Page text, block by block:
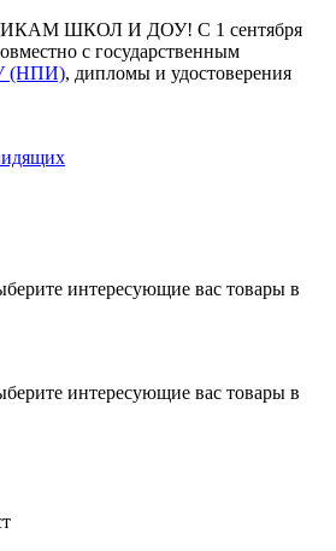
ШКОЛ И ДОУ! С 1 сентября
с государственным
(НПИ), дипломы и удостоверения
интересующие вас товары в
интересующие вас товары в